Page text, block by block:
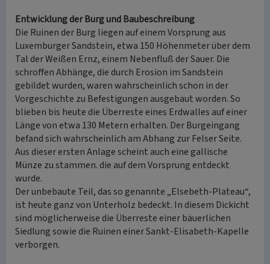
Entwicklung der Burg und Baubeschreibung
Die Ruinen der Burg liegen auf einem Vorsprung aus
Luxemburger Sandstein, etwa 150 Höhenmeter über dem
Tal der Weißen Ernz, einem Nebenfluß der Sauer. Die
schroffen Abhänge, die durch Erosion im Sandstein
gebildet wurden, waren wahrscheinlich schon in der
Vorgeschichte zu Befestigungen ausgebaut worden. So
blieben bis heute die Überreste eines Erdwalles auf einer
Länge von etwa 130 Metern erhalten. Der Burgeingang
befand sich wahrscheinlich am Abhang zur Felser Seite.
Aus dieser ersten Anlage scheint auch eine gallische
Münze zu stammen. die auf dem Vorsprung entdeckt
wurde.
Der unbebaute Teil, das so genannte „Elsebeth-Plateau“,
ist heute ganz von Unterholz bedeckt. In diesem Dickicht
sind möglicherweise die Überreste einer bäuerlichen
Siedlung sowie die Ruinen einer Sankt-Elisabeth-Kapelle
verborgen.